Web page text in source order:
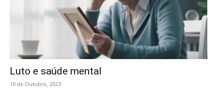
Luto e saúde mental
10 de Outubro, 2023